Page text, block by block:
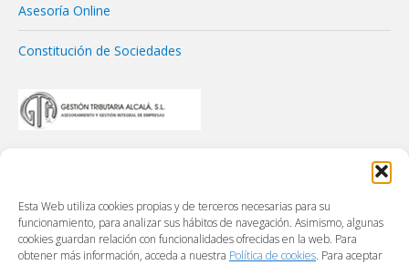
Esta Web utiliza cookies propias y de terceros necesarias para su
funcionamiento, para analizar sus hábitos de navegación. Asimismo, algunas
cookies guardan relación con funcionalidades ofrecidas en la web. Para
obtener más información, acceda a nuestra Política de cookies. Para aceptar
Asesoría Online
Constitución de Sociedades